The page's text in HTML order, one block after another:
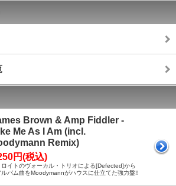
Brown & Amp Fiddler -
Me As I Am (incl.
Remix)
円(税込)
ロイトのヴォーカル・トリオによる[Defected]から
ルバム曲をMoodymannがハウスに仕立てた強力盤!!